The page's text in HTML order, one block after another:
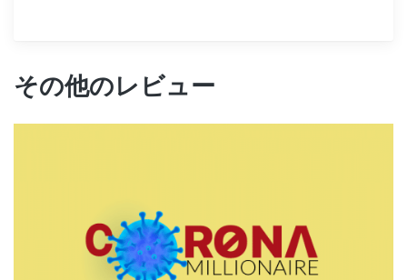
その他のレビュー